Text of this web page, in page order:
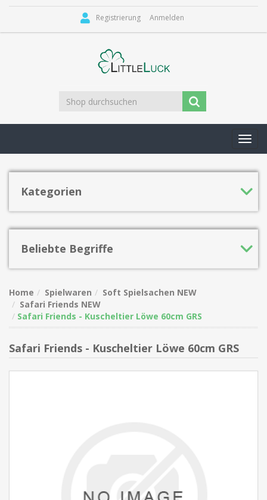
Registrierung Anmelden
Kategorien
Beliebte Begriffe
Home Spielwaren
Soft Spielsachen NEW
Safari Friends NEW
Safari Friends - Kuscheltier Löwe 60cm GRS
Safari Friends - Kuscheltier Löwe 60cm GRS